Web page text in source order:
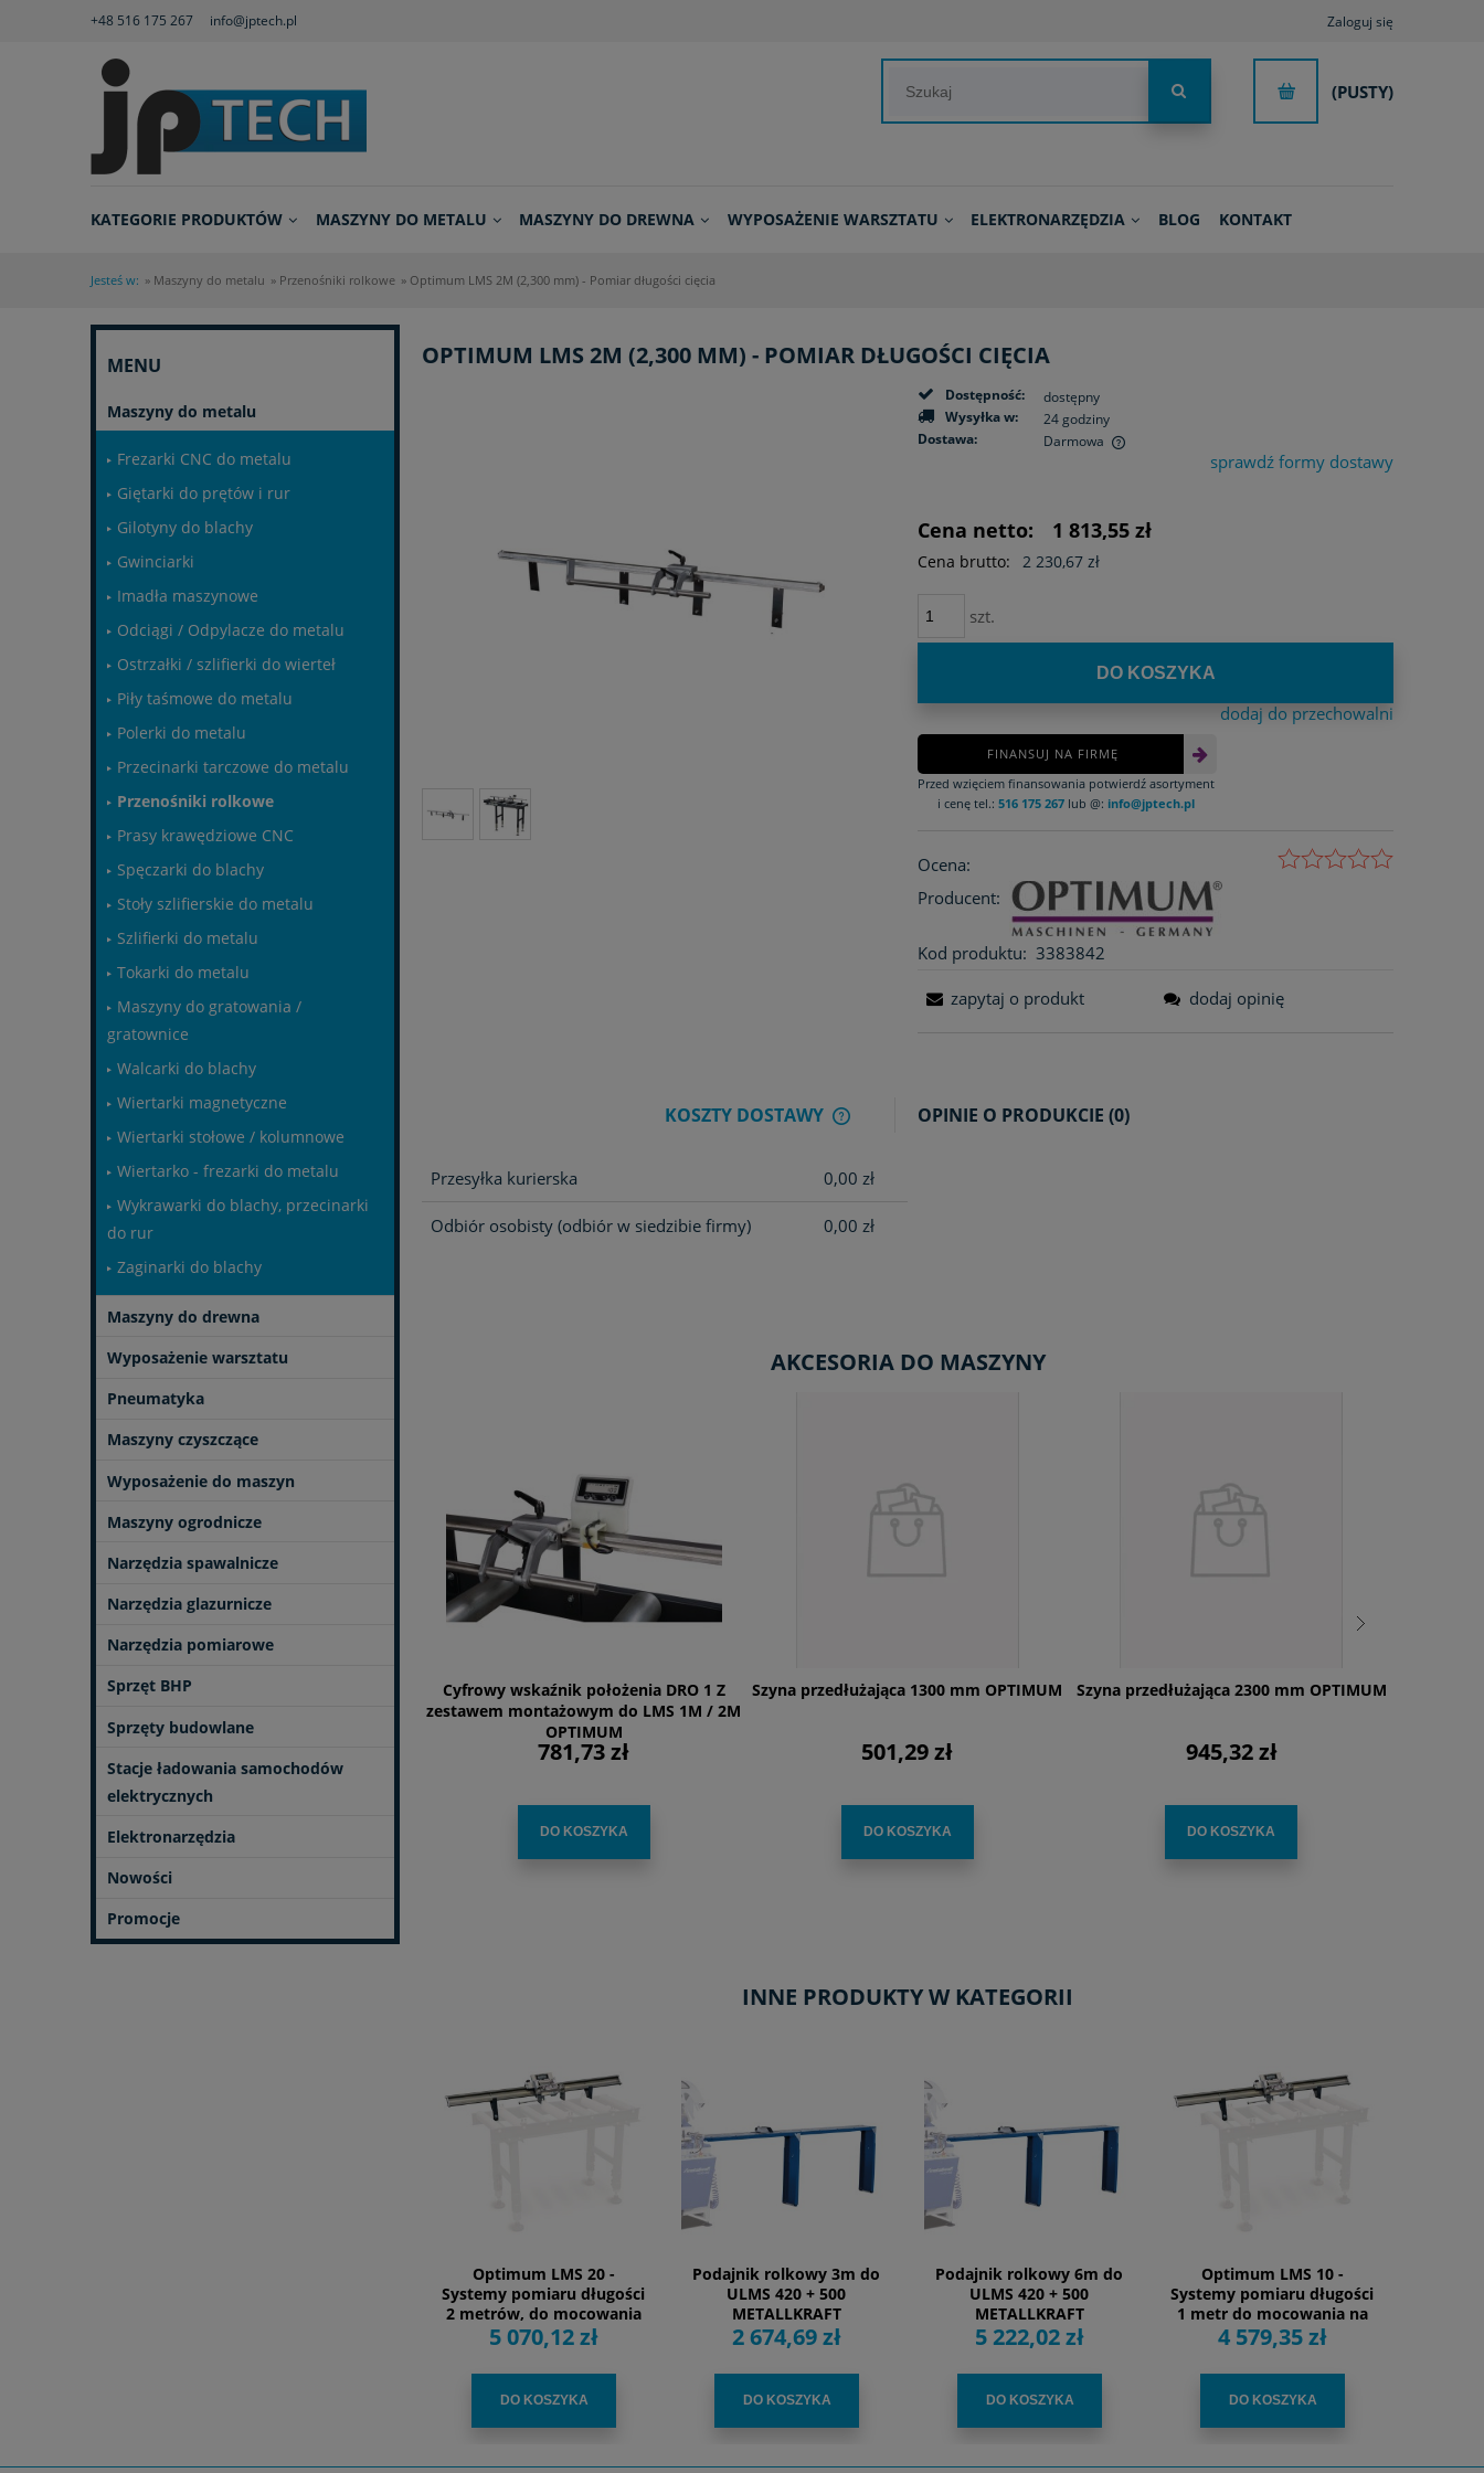
Zaloguj się
+48 516 175 267 info@jptech.pl
(PUSTY)
KATEGORIE PRODUKTÓW MASZYNY DO METALU MASZYNY DO DREWNA WYPOSAŻENIE WARSZTATU ELEKTRONARZĘDZIA BLOG KONTAKT
Jesteś w: » Maszyny do metalu » Przenośniki rolkowe » Optimum LMS 2M (2,300 mm) - Pomiar długości cięcia
MENU
Maszyny do metalu
Frezarki CNC do metalu
Giętarki do prętów i rur
Gilotyny do blachy
Gwinciarki
Imadła maszynowe
Odciągi / Odpylacze do metalu
Ostrzałki / szlifierki do wierteł
Piły taśmowe do metalu
Polerki do metalu
Przecinarki tarczowe do metalu
Przenośniki rolkowe
Prasy krawędziowe CNC
Spęczarki do blachy
Stoły szlifierskie do metalu
Szlifierki do metalu
Tokarki do metalu
Maszyny do gratowania /
gratownice
Walcarki do blachy
Wiertarki magnetyczne
Wiertarki stołowe / kolumnowe
Wiertarko - frezarki do metalu
Wykrawarki do blachy, przecinarki
do rur
Zaginarki do blachy
Maszyny do drewna
Wyposażenie warsztatu
Pneumatyka
Maszyny czyszczące
Wyposażenie do maszyn
Maszyny ogrodnicze
Narzędzia spawalnicze
Narzędzia glazurnicze
Narzędzia pomiarowe
Sprzęt BHP
Sprzęty budowlane
Stacje ładowania samochodów
elektrycznych
Elektronarzędzia
Nowości
Promocje
OPTIMUM LMS 2M (2,300 MM) - POMIAR DŁUGOŚCI CIĘCIA
Dostępność:
dostępny
Wysyłka w:
24 godziny
Dostawa:
Darmowa
sprawdź formy dostawy
Cena netto: 1 813,55 zł
Cena brutto: 2 230,67 zł
szt.
DO KOSZYKA
dodaj do przechowalni
FINANSUJ NA FIRMĘ
Przed wzięciem finansowania potwierdź asortyment
i cenę tel.:516 175 267 lub @: info@jptech.pl
Ocena:
Producent:
Kod produktu: 3383842
zapytaj o produkt dodaj opinię
KOSZTY DOSTAWY
KOSZTÓW PŁATNOŚCI
OPINIE O PRODUKCIE (0)
Przesyłka kurierska 0,00 zł
Odbiór osobisty(odbiór w siedzibie firmy) 0,00 zł
AKCESORIA DO MASZYNY
Cyfrowy wskaźnik położenia DRO 1 Z
zestawem montażowym do LMS 1M / 2M
OPTIMUM
781,73 zł
DO KOSZYKA
Szyna przedłużająca 1300 mm OPTIMUM
501,29 zł
DO KOSZYKA
Szyna przedłużająca 2300 mm OPTIMUM
945,32 zł
DO KOSZYKA
INNE PRODUKTY W KATEGORII
Optimum LMS 20 -
Systemy pomiaru długości
2 metrów, do mocowania
na podajniku MSR
5 070,12 zł
DO KOSZYKA
Podajnik rolkowy 3m do
ULMS 420 + 500
METALLKRAFT
2 674,69 zł
DO KOSZYKA
Podajnik rolkowy 6m do
ULMS 420 + 500
METALLKRAFT
5 222,02 zł
DO KOSZYKA
Optimum LMS 10 -
Systemy pomiaru długości
1 metr do mocowania na
podajniku MSR
4 579,35 zł
DO KOSZYKA